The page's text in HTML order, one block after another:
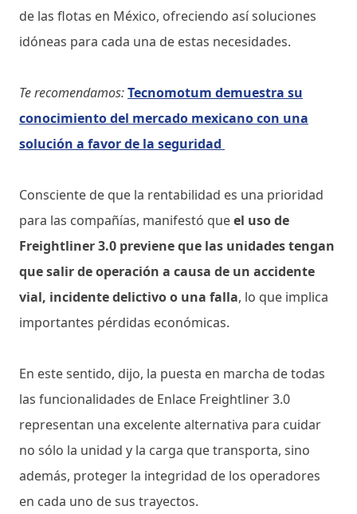
de las flotas en México, ofreciendo así soluciones
idóneas para cada una de estas necesidades.
Te recomendamos:Tecnomotum demuestra su
conocimiento del mercado mexicano con una
solución a favor de la seguridad
Consciente de que la rentabilidad es una prioridad
para las compañías, manifestó queel uso de
Freightliner 3.0 previene que las unidades tengan
que salir de operación a causa de un accidente
vial, incidente delictivo o una falla, lo que implica
importantes pérdidas económicas.
En este sentido, dijo, la puesta en marcha de todas
las funcionalidades de Enlace Freightliner 3.0
representan una excelente alternativa para cuidar
no sólo la unidad y la carga que transporta, sino
además, proteger la integridad de los operadores
en cada uno de sus trayectos.